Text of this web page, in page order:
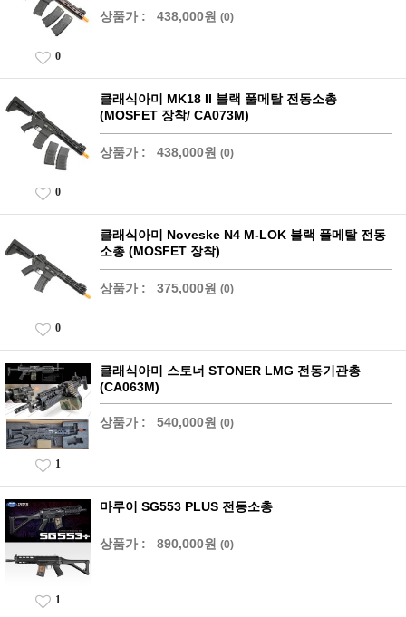
상품가 : 438,000원 (0)
0
클래식아미 MK18 II 블랙 풀메탈 전동소총
(MOSFET 장착/ CA073M)
상품가 : 438,000원 (0)
0
클래식아미 Noveske N4 M-LOK 블랙 풀메탈 전동
소총 (MOSFET 장착)
상품가 : 375,000원 (0)
0
클래식아미 스토너 STONER LMG 전동기관총
(CA063M)
상품가 : 540,000원 (0)
1
마루이 SG553 PLUS 전동소총
상품가 : 890,000원 (0)
1